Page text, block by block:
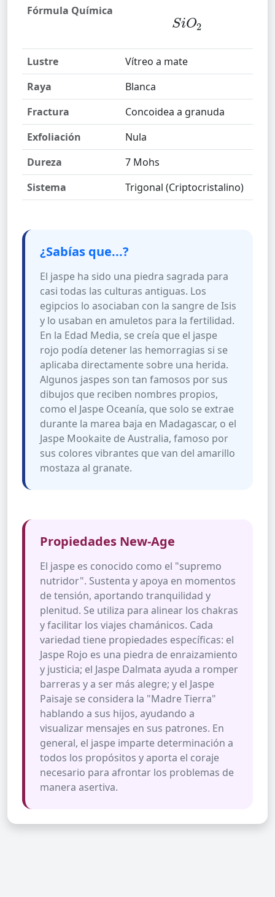
Fórmula Química
2
Lustre
Vítreo a mate
Raya
Blanca
Fractura
Concoidea a granuda
Exfoliación
Nula
Dureza
7 Mohs
Sistema
Trigonal (Criptocristalino)
¿Sabías que...?
El jaspe ha sido una piedra sagrada para
casi todas las culturas antiguas. Los
egipcios lo asociaban con la sangre de Isis
y lo usaban en amuletos para la fertilidad.
En la Edad Media, se creía que el jaspe
rojo podía detener las hemorragias si se
aplicaba directamente sobre una herida.
Algunos jaspes son tan famosos por sus
dibujos que reciben nombres propios,
como el Jaspe Oceanía, que solo se extrae
durante la marea baja en Madagascar, o el
Jaspe Mookaite de Australia, famoso por
sus colores vibrantes que van del amarillo
mostaza al granate.
Propiedades New-Age
El jaspe es conocido como el "supremo
nutridor". Sustenta y apoya en momentos
de tensión, aportando tranquilidad y
plenitud. Se utiliza para alinear los chakras
y facilitar los viajes chamánicos. Cada
variedad tiene propiedades específicas: el
Jaspe Rojo es una piedra de enraizamiento
y justicia; el Jaspe Dalmata ayuda a romper
barreras y a ser más alegre; y el Jaspe
Paisaje se considera la "Madre Tierra"
hablando a sus hijos, ayudando a
visualizar mensajes en sus patrones. En
general, el jaspe imparte determinación a
todos los propósitos y aporta el coraje
necesario para afrontar los problemas de
manera asertiva.